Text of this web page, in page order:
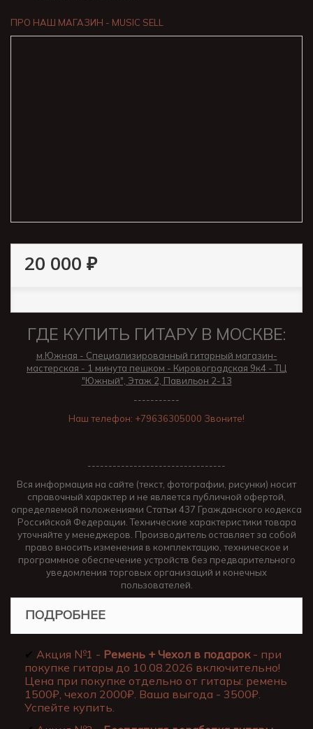
ПРО НАШ МАГАЗИН - MUSIC SELL
20 000 ₽
ГДЕ КУПИТЬ ГИТАРУ В МОСКВЕ:
м.Южная - Специализированный гитарный магазин-
мастерская - 1 минута пешком - Кировоградская 9к4 - ТЦ
"Южный", Этаж 2, Павильон 2-13
-----------
Наш телефон: +79636305000 Звоните!
---------------------------------
Вся информация на сайте (текст, фотографии, рисунки) носит
справочный характер и не является публичной офертой,
определяемой положениями Статьи 437 Гражданского кодекса
Российской Федерации. Технические характеристики товара
уточняйте у менеджеров. Производитель оставляет за собой
право вносить изменения в комплектацию, техническое и
программное обеспечение устройств без предварительного
уведомления торговых организаций и конечных
пользователей.
ПОДРОБНЕЕ
✔ Акция №1 - Ремень + Чехол в подарок- при
покупке гитары до 10.08.2026 включительно!
Цена при покупке отдельно от гитары: ремень
1500₽, чехол 2000₽. Ваша выгода - 3500₽.
Успейте купить.